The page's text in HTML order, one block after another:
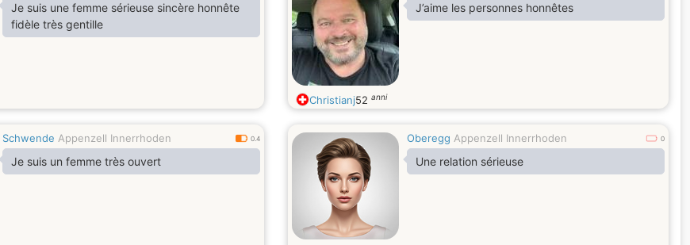
Je suis une femme sérieuse sincère honnête
fidèle très gentille
J’aime les personnes honnêtes
Christianj52 anni
Schwende Appenzell Innerrhoden 0.4
Je suis un femme très ouvert
Oberegg Appenzell Innerrhoden 0
Une relation sérieuse